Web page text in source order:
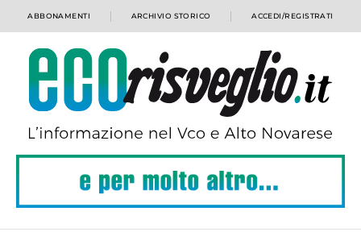
ABBONAMENTI ARCHIVIO STORICO ACCEDI/REGISTRATI